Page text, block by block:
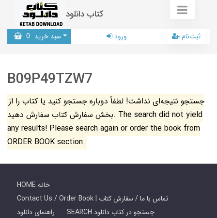
کتاب دانلود
سبد خرید 0 ورود ثبت‌نام
B09P49TZW7
جستجو نتیجه‌ای نداشت! لطفاً دوباره جستجو کنید یا کتاب را از
بخش سفارش کتاب سفارش دهید. The search did not yield
any results! Please search again or order the book from
ORDER BOOK section.
HOME خانه
Contact Us / Order Book | تماس با ما / سفارش کتاب
راهنمای دانلود
SEARCH جستجو در کتاب دانلود